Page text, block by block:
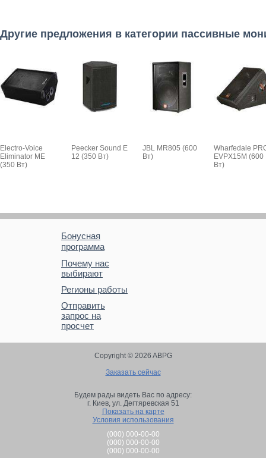
Другие предложения в категории пассивные
Electro-Voice
Eliminator ME
(350 Вт)
Peecker Sound E
12 (350 Вт)
JBL MR805 (600
Вт)
Wharfedale
EVPX15M (600
Вт)
Бонусная
программа
Почему нас
выбирают
Регионы работы
Отправить
запрос на
просчет
Copyright © 2026 ABPG
Заказать сейчас
Будем рады видеть Вас по адресу:
г. Киев, ул. Дегтяревская 51
Показать на карте
Условия использования
(000) 000-00-00
(000) 000-00-00
(000) 000-00-00